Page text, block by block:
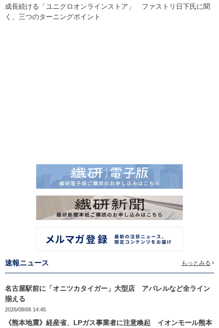
成長続ける「ユニクロオンラインストア」 ファストリ日下氏に聞
く、三つのターニングポイント
速報ニュース もっとみる
名古屋駅前に「オニツカタイガー」大型店 アパレルなど全ライン
揃える
2026/08/06 14:45
《熊本地震》経産省、LPガス事業者に注意喚起 イオンモール熊本